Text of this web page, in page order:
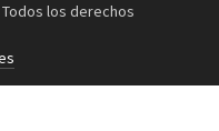
Todos los derechos